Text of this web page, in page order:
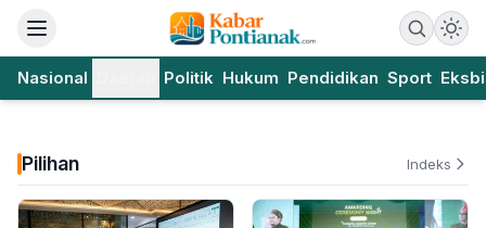
Nasional Politik Hukum Pendidikan Sport
Pilihan Indeks